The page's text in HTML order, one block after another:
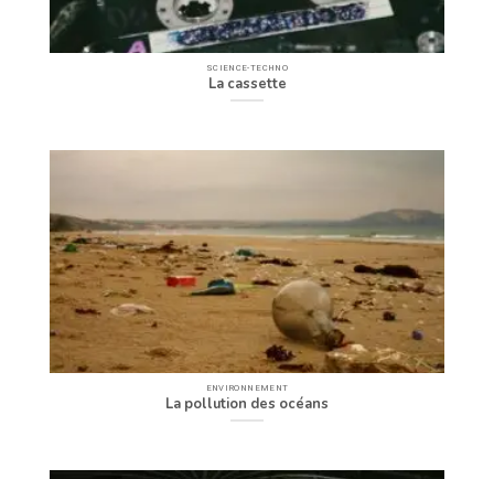
SCIENCE-TECHNO
La cassette
ENVIRONNEMENT
La pollution des océans